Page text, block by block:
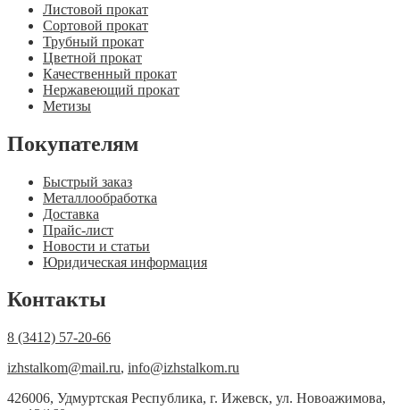
Листовой прокат
Сортовой прокат
Трубный прокат
Цветной прокат
Качественный прокат
Нержавеющий прокат
Метизы
Покупателям
Быстрый заказ
Металлообработка
Доставка
Прайс-лист
Новости и статьи
Юридическая информация
Контакты
8 (3412) 57-20-66
izhstalkom@mail.ru, info@izhstalkom.ru
426006, Удмуртская Республика, г. Ижевск, ул. Новоажимова,